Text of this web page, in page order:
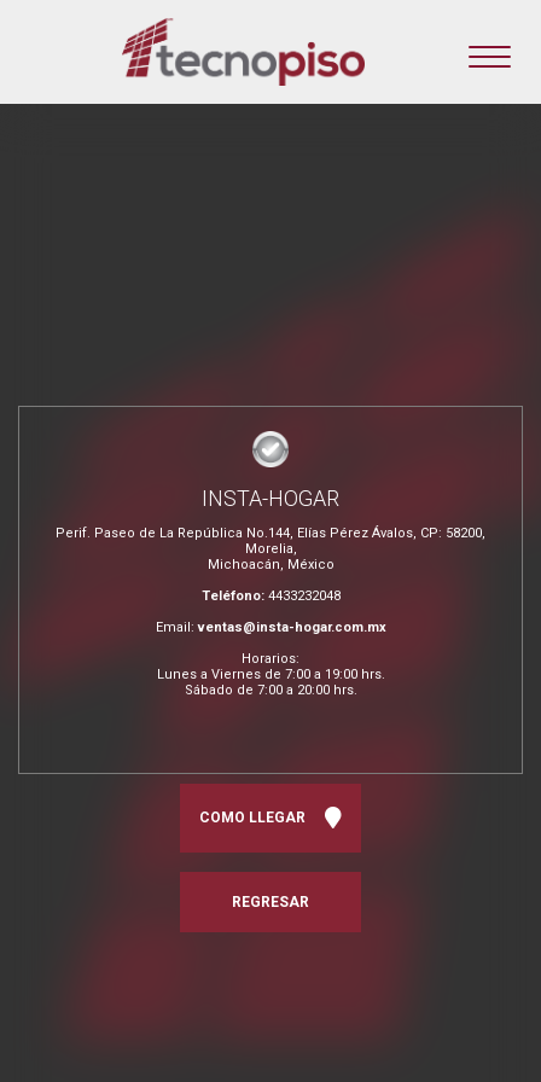
INSTA-HOGAR
Perif. Paseo de La República No.144, Elías Pérez Ávalos, CP: 58200,
Morelia,
Michoacán, México
Teléfono: 4433232048
Email:ventas@insta-hogar.com.mx
Horarios:
Lunes a Viernes de 7:00 a 19:00 hrs.
Sábado de 7:00 a 20:00 hrs.
COMO LLEGAR
REGRESAR